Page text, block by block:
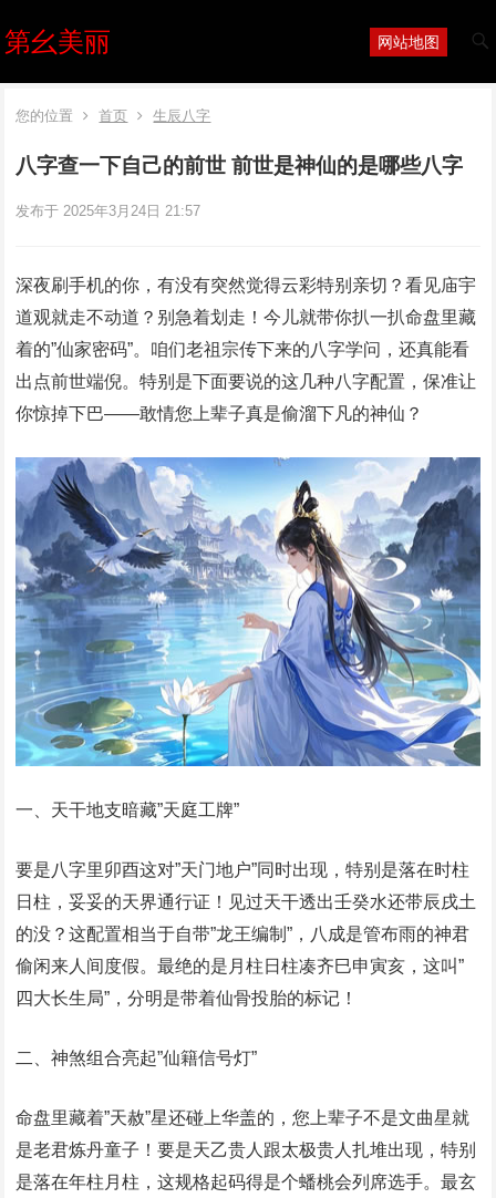
第幺美丽 网站地图
您的位置 首页 生辰八字
八字查一下自己的前世 前世是神仙的是哪些八字
发布于 2025年3月24日 21:57
深夜刷手机的你，有没有突然觉得云彩特别亲切？看见庙宇
道观就走不动道？别急着划走！今儿就带你扒一扒命盘里藏
着的”仙家密码”。咱们老祖宗传下来的八字学问，还真能看
出点前世端倪。特别是下面要说的这几种八字配置，保准让
你惊掉下巴——敢情您上辈子真是偷溜下凡的神仙？
一、天干地支暗藏”天庭工牌”
要是八字里卯酉这对”天门地户”同时出现，特别是落在时柱
日柱，妥妥的天界通行证！见过天干透出壬癸水还带辰戌土
的没？这配置相当于自带”龙王编制”，八成是管布雨的神君
偷闲来人间度假。最绝的是月柱日柱凑齐巳申寅亥，这叫”
四大长生局”，分明是带着仙骨投胎的标记！
二、神煞组合亮起”仙籍信号灯”
命盘里藏着”天赦”星还碰上华盖的，您上辈子不是文曲星就
是老君炼丹童子！要是天乙贵人跟太极贵人扎堆出现，特别
是落在年柱月柱，这规格起码得是个蟠桃会列席选手。最玄